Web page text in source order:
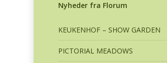
Nyheder fra Florum
KEUKENHOF – SHOW GARDEN
PICTORIAL MEADOWS